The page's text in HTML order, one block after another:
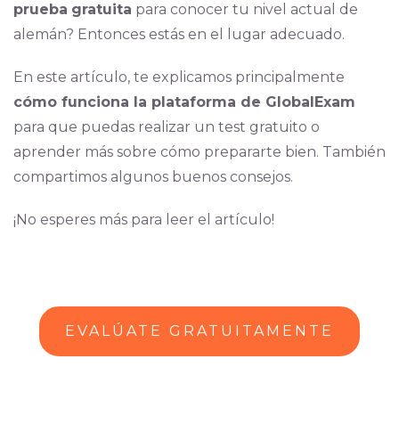
prueba gratuita para conocer tu nivel actual de
alemán? Entonces estás en el lugar adecuado.
En este artículo, te explicamos principalmente
cómo funciona la plataforma de GlobalExam
para que puedas realizar un test gratuito o
aprender más sobre cómo prepararte bien. También
compartimos algunos buenos consejos.
¡No esperes más para leer el artículo!
EVALÚATE GRATUITAMENTE